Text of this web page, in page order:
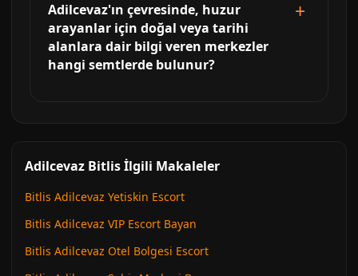
Adilcevaz'ın çevresinde, huzur
arayanlar için doğal veya tarihi
alanlara dair bilgi veren merkezler
hangi semtlerde bulunur?
Adilcevaz Bitlis İlgili Makaleler
Bitlis Adilcevaz Yetiskin Escort
Bitlis Adilcevaz VIP Escort Bayan
Bitlis Adilcevaz Otel Bolgesi Escort